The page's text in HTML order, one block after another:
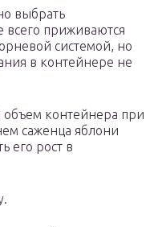
выбрать
всего приживаются
системой, но
в контейнере не
контейнера при
саженца яблони
его рост в